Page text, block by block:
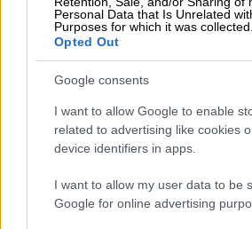
Personal Data that Is Unrelated
Purposes for which it was collected.
Opted Out
Google consents
I want to allow Google to enable
related to advertising like cookies
device identifiers in apps.
I want to allow my user data to be
Google for online advertising
Ο ιερέας φέρεται να έχει
βίντεο, που όπως
ότι την ημέρα που
ότι τον θώπευσε
πατέρας Αντώνιος
και ο καταγγέλλων. Όταν
ο 19χρονος να στήσει
ο ιερέας φέρεται να